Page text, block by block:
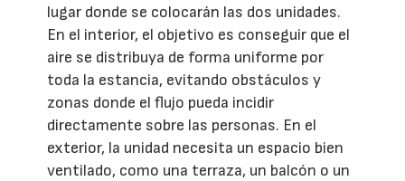
lugar donde se colocarán las dos unidades.
En el interior, el objetivo es conseguir que el
aire se distribuya de forma uniforme por
toda la estancia, evitando obstáculos y
zonas donde el flujo pueda incidir
directamente sobre las personas. En el
exterior, la unidad necesita un espacio bien
ventilado, como una terraza, un balcón o un